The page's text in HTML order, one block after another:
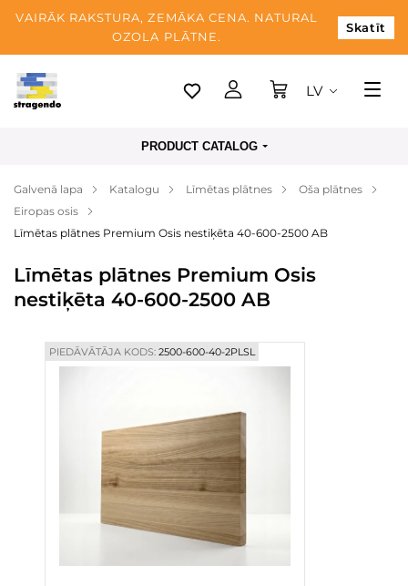
VAIRĀK RAKSTURA, ZEMĀKA CENA. NATURAL
OZOLA PLĀTNE.
Skatīt
Tallina
Apmaksa
Par mums
Blogs
Kontaktinformācija
LV
PRODUCT CATALOG
Galvenā lapa Katalogu Līmētas plātnes
Oša plātnes
Eiropas osis
Līmētas plātnes Premium Osis nestiķēta 40-600-2500 AB
Līmētas plātnes Premium Osis
nestiķēta 40-600-2500 AB
PIEDĀVĀTĀJA KODS:2500-600-40-2PLSL